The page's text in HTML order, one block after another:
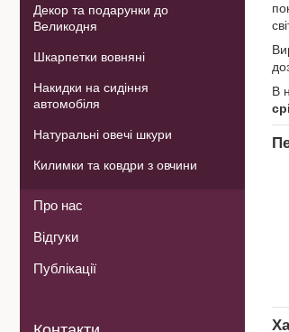
В
Декор та подарунки до
Великодня
Шкарпетки вовняні
Накидки на сидіння
автомобіля
Натуральні овечі шкури
Килимки та ковдри з овчини
Про нас
Відгуки
Публікації